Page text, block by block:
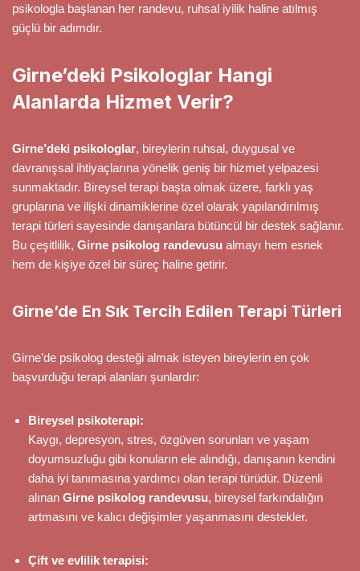
psikologla başlanan her randevu, ruhsal iyilik haline atılmış
güçlü bir adımdır.
Girne’deki Psikologlar Hangi
Alanlarda Hizmet Verir?
Girne’deki psikologlar, bireylerin ruhsal, duygusal ve
davranışsal ihtiyaçlarına yönelik geniş bir hizmet yelpazesi
sunmaktadır. Bireysel terapi başta olmak üzere, farklı yaş
gruplarına ve ilişki dinamiklerine özel olarak yapılandırılmış
terapi türleri sayesinde danışanlara bütüncül bir destek sağlanır.
Bu çeşitlilik, Girne psikolog randevusu almayı hem esnek
hem de kişiye özel bir süreç haline getirir.
Girne’de En Sık Tercih Edilen Terapi Türleri
Girne’de psikolog desteği almak isteyen bireylerin en çok
başvurduğu terapi alanları şunlardır:
Bireysel psikoterapi:
Kaygı, depresyon, stres, özgüven sorunları ve yaşam
doyumsuzluğu gibi konuların ele alındığı, danışanın kendini
daha iyi tanımasına yardımcı olan terapi türüdür. Düzenli
alınan Girne psikolog randevusu, bireysel farkındalığın
artmasını ve kalıcı değişimler yaşanmasını destekler.
Çift ve evlilik terapisi: